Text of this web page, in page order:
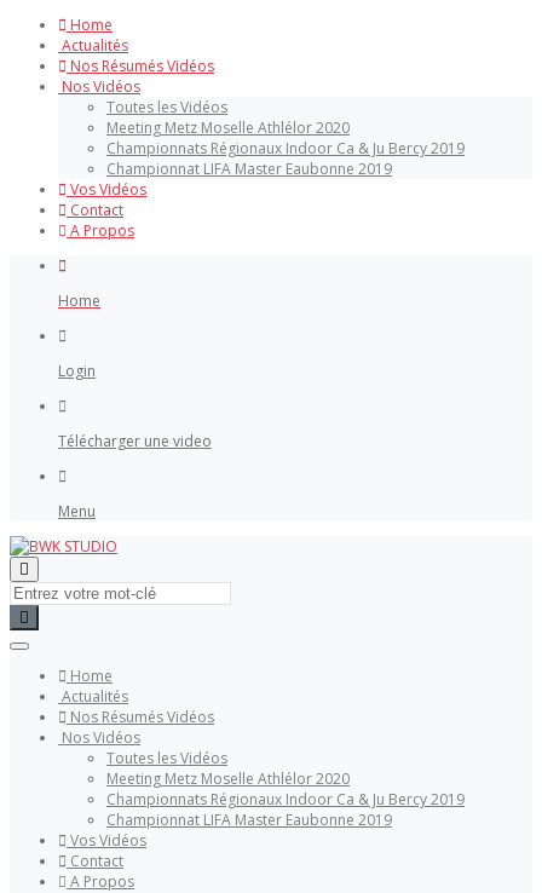
Home
Actualités
Nos Résumés Vidéos
Nos Vidéos
Toutes les Vidéos
Meeting Metz Moselle Athlélor 2020
Championnats Régionaux Indoor Ca & Ju Bercy 2019
Championnat LIFA Master Eaubonne 2019
Vos Vidéos
Contact
A Propos
Home
Login
Télécharger une video
Menu
Home
Actualités
Nos Résumés Vidéos
Nos Vidéos
Toutes les Vidéos
Meeting Metz Moselle Athlélor 2020
Championnats Régionaux Indoor Ca & Ju Bercy 2019
Championnat LIFA Master Eaubonne 2019
Vos Vidéos
Contact
A Propos